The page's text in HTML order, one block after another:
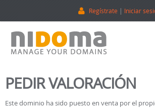
Regístrate Iniciar
PEDIR VALORACIÓN
Este dominio ha sido puesto en venta por el